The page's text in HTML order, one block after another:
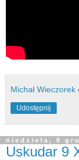
Michał Wieczorek
Udostępnij
niedziela, 9
Uskudar 9